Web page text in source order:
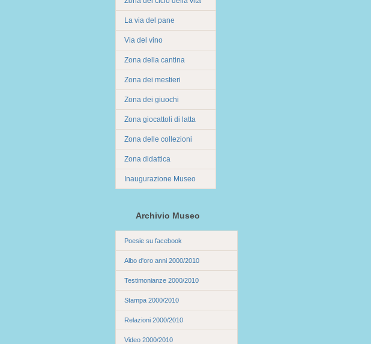
La via del pane
Via del vino
Zona della cantina
Zona dei mestieri
Zona dei giuochi
Zona giocattoli di latta
Zona delle collezioni
Zona didattica
Inaugurazione Museo
Archivio Museo
Poesie su facebook
Albo d'oro anni 2000/2010
Testimonianze 2000/2010
Stampa 2000/2010
Relazioni 2000/2010
Video 2000/2010